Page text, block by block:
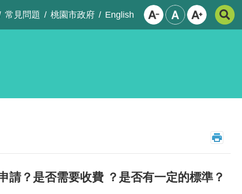
常見問題 桃園市政府 English
請？是否需要收費 ？是否有一定的標準？